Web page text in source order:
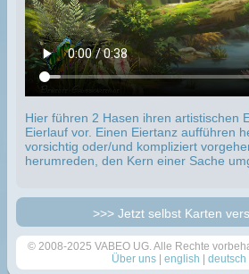
Hier führen 2 Hasen ihren artistischen
Eierlauf vor. Einen Eiertanz aufführen heißt so viel wie, sehr
vorsichtig oder/und kompliziert vorgehen, um etwas
>>> Jetzt selbst Karten
© 2008-2025 VABEO UG. Alle Rechte
Über uns |english |deutsch